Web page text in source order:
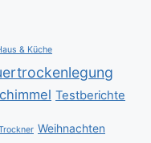
& Küche
Testberichte
Weihnachten